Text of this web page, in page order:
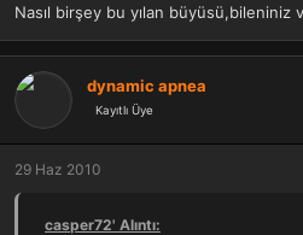
Nasıl birşey bu yılan büyüsü,bileniniz
dynamic apnea
Kayıtlı Üye
29 Haz 2010
casper72' Alıntı: